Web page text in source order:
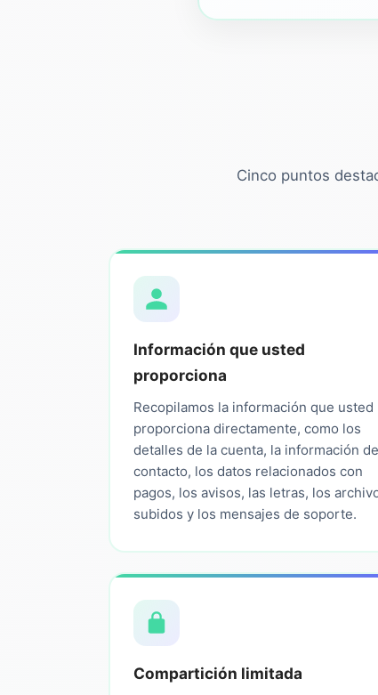
Cinco puntos
Información que usted
proporciona
Recopilamos la información que usted
proporciona directamente, como los
detalles de la cuenta, la información de
contacto, los datos relacionados con
pagos, los avisos, las letras, los
subidos y los mensajes de soporte.
Compartición limitada